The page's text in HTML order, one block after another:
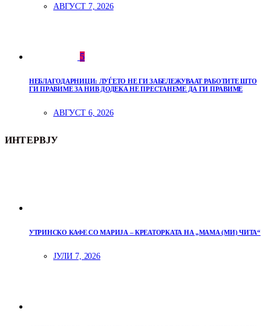
АВГУСТ 7, 2026
5
НЕБЛАГОДАРНИЦИ: ЛУЃЕТО НЕ ГИ ЗАБЕЛЕЖУВААТ РАБОТИТЕ ШТО
ГИ ПРАВИМЕ ЗА НИВ ДОДЕКА НЕ ПРЕСТАНЕМЕ ДА ГИ ПРАВИМЕ
АВГУСТ 6, 2026
ИНТЕРВЈУ
УТРИНСКО КАФЕ СО МАРИЈА – КРЕАТОРКАТА НА „МАМА (МИ) ЧИТА“
ЈУЛИ 7, 2026